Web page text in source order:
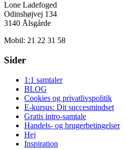
Lone Ladefoged
Odinshøjvej 134
3140 Ålsgårde
Mobil: 21 22 31 58
Sider
1:1 samtaler
BLOG
Cookies og privatlivspolitik
E-kursus: Dit succesmindset
Gratis intro-samtale
Handels- og brugerbetingelser
Hej
Inspiration